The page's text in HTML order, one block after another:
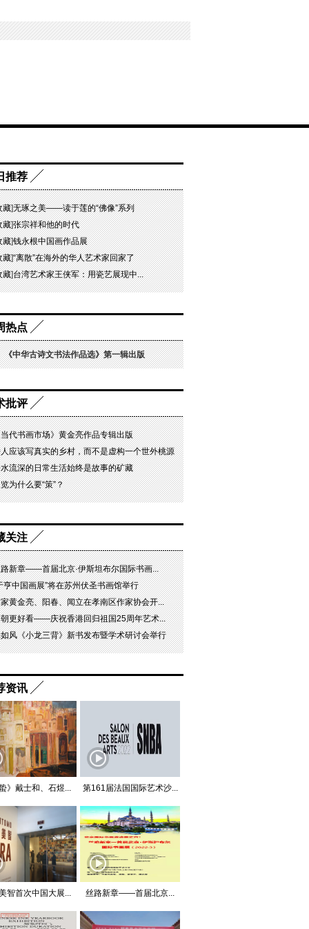
推荐
藏]无琢之美——读于莲的“佛像”系列
藏]张宗祥和他的时代
藏]钱永根中国画作品展
藏]“离散”在海外的华人艺术家回家了
藏]台湾艺术家王侠军：用瓷艺展现中...
热点
《中华古诗文书法作品选》第一辑出版
批评
代书画市场》黄金亮作品专辑出版
应该写真实的乡村，而不是虚构一个世外桃源
流深的日常生活始终是故事的矿藏
为什么要“策”？
关注
新章——首届北京·伊斯坦布尔国际书画...
亨中国画展”将在苏州伏圣书画馆举行
黄金亮、阳春、闻立在孝南区作家协会开...
更好看——庆祝香港回归祖国25周年艺术...
风《小龙三背》新书发布暨学术研讨会举行
资讯
》戴士和、石煜... 第161届法国国际艺术沙...
智首次中国大展... 丝路新章——首届北京...